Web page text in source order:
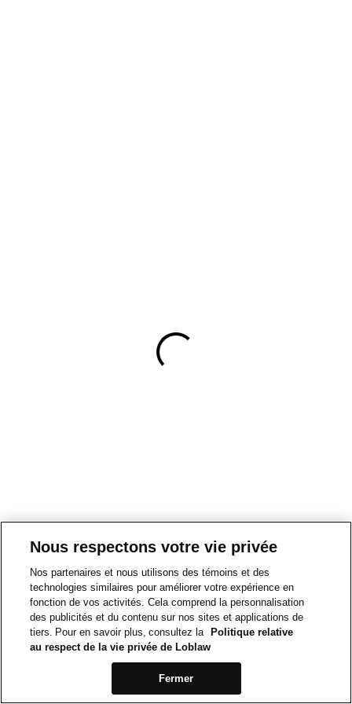
Nous respectons votre vie privée
Nos partenaires et nous utilisons des témoins et des
technologies similaires pour améliorer votre expérience en
fonction de vos activités. Cela comprend la personnalisation
des publicités et du contenu sur nos sites et applications de
tiers. Pour en savoir plus, consultez la
Politique relative
au respect de la vie privée de Loblaw
Fermer